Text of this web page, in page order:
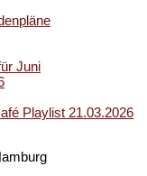
Juni
Playlist 21.03.2026